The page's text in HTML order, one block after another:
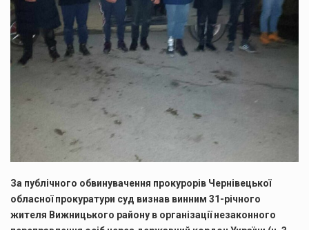
За публічного обвинувачення прокурорів Чернівецької
обласної прокуратури суд визнав винним 31-річного
жителя Вижницького району в організації незаконного